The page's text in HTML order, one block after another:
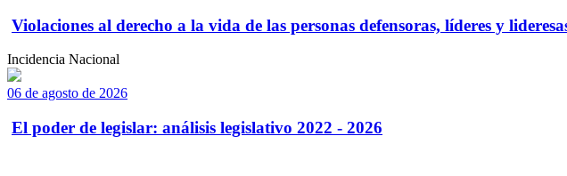
Violaciones al derecho a la vida de las personas defensoras, líderes y
Incidencia Nacional
06 de agosto de 2026
El poder de legislar: análisis legislativo 2022 - 2026